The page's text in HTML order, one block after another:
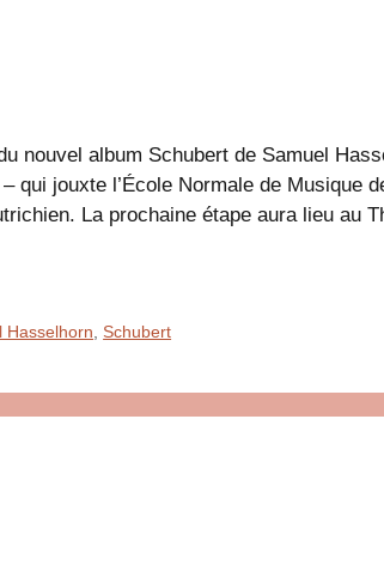
nouvel album Schubert de Samuel
qui jouxte l’École Normale de Musique
La prochaine étape aura lieu au
Hasselhorn ,Schubert